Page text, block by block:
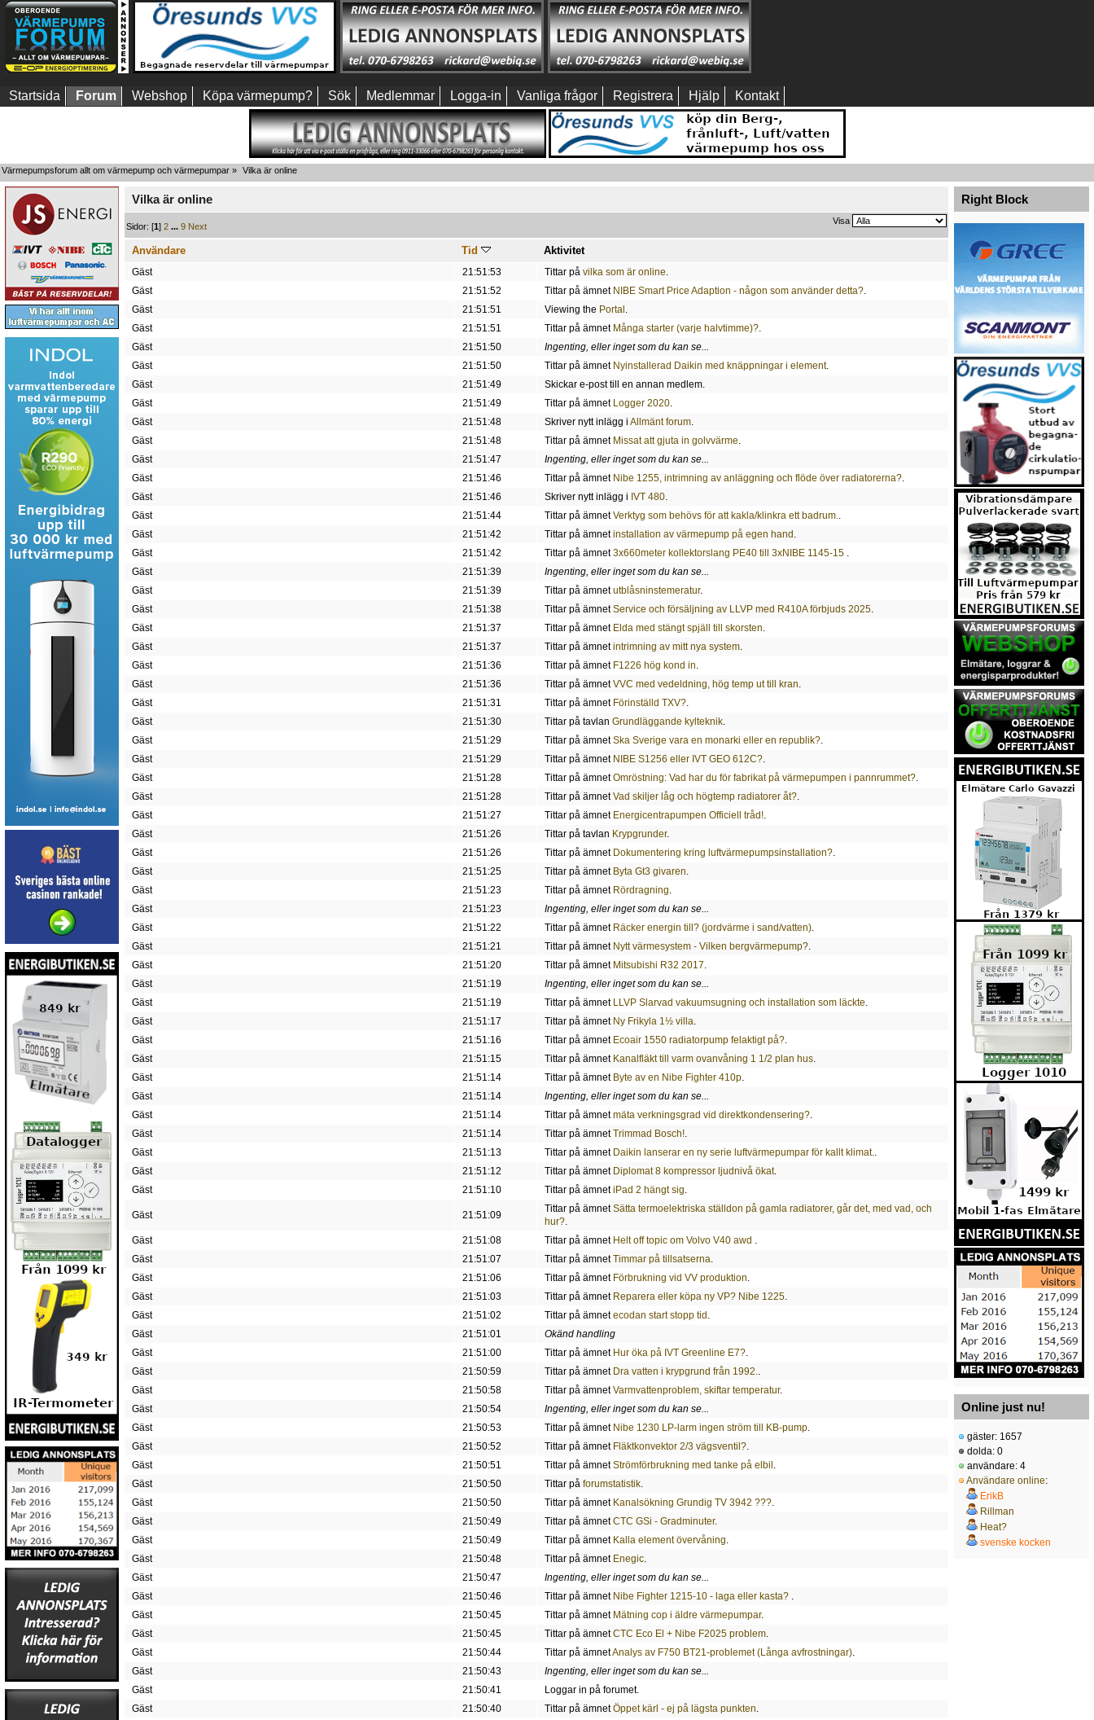
Startsida Forum Webshop Köpa värmepump? Sök Medlemmar Logga-in Vanliga frågor Registrera Hjälp Kontakt
Värmepumpsforum allt om värmepump och värmepumpar » Vilka är online
Vilka är online
Sidor: [1]2 ...9 Next
Visa
Användare Tid Aktivitet
Gäst 21:51:53 Tittar på vilka som är online
Gäst
21:51:52 Tittar på ämnet NIBE Smart Price Adaption - någon som använder detta?.
Gäst
21:51:51 Viewing the Portal
Gäst
21:51:51 Tittar på ämnet Många starter (varje halvtimme)?.
Gäst
21:51:50
Ingenting, eller inget som du kan se...
Gäst
21:51:50 Tittar på ämnet Nyinstallerad Daikin med knäppningar i element.
Gäst
21:51:49
Skickar e-post till en annan medlem.
Gäst
21:51:49 Tittar på ämnet Logger 2020.
Gäst
21:51:48 Skriver nytt inlägg i Allmänt forum.
Gäst
21:51:48 Tittar på ämnet Missat att gjuta in golvvärme
Gäst
21:51:47
Ingenting, eller inget som du kan se...
Gäst
21:51:46 Tittar på ämnet Nibe 1255, intrimning av anläggning och flöde över radiatorerna?.
Gäst
21:51:46 Skriver nytt inlägg i IVT 480.
Gäst
21:51:44 Tittar på ämnetVerktyg som behövs för att kakla/klinkra ett badrum.
Gäst
21:51:42 Tittar på ämnetinstallation av värmepump på egen hand
Gäst
21:51:42 Tittar på ämnet3x660meter kollektorslang PE40 till 3xNIBE 1145-15
Gäst
21:51:39
Ingenting, eller inget som du kan se...
Gäst
21:51:39 Tittar på ämnetutblåsninstemeratur.
Gäst
21:51:38 Tittar på ämnetService och försäljning av LLVP med R410A förbjuds 2025.
Gäst
21:51:37 Tittar på ämnet Elda med stängt spjäll till skorsten
Gäst
21:51:37 Tittar på ämnetintrimning av mitt nya system.
Gäst
21:51:36 Tittar på ämnet F1226 hög kond in
Gäst
21:51:36 Tittar på ämnetVVC med vedeldning, hög temp ut till kran
Gäst
21:51:31 Tittar på ämnet Förinställd TXV?.
Gäst
21:51:30 Tittar på tavlan Grundläggande kylteknik.
Gäst
21:51:29 Tittar på ämnetSka Sverige vara en monarki eller en republik?.
Gäst
21:51:29 Tittar på ämnet NIBE S1256 eller IVT GEO 612C?.
Gäst
21:51:28 Tittar på ämnetOmröstning: Vad har du för fabrikat på värmepumpen i pannrummet?.
Gäst
21:51:28 Tittar på ämnetVad skiljer låg och högtemp radiatorer åt?.
Gäst
21:51:27 Tittar på ämnet Energicentrapumpen Officiell tråd!.
Gäst
21:51:26 Tittar på tavlan Krypgrunder.
Gäst
21:51:26 Tittar på ämnet Dokumentering kring luftvärmepumpsinstallation?.
Gäst
21:51:25 Tittar på ämnet Byta Gt3 givaren
Gäst
21:51:23 Tittar på ämnet Rördragning
Gäst
21:51:23
Ingenting, eller inget som du kan se...
Gäst
21:51:22 Tittar på ämnet Räcker energin till? (jordvärme i sand/vatten).
Gäst
21:51:21 Tittar på ämnet Nytt värmesystem - Vilken bergvärmepump?.
Gäst
21:51:20 Tittar på ämnet Mitsubishi R32 2017
Gäst
21:51:19
Ingenting, eller inget som du kan se...
Gäst
21:51:19 Tittar på ämnet LLVP Slarvad vakuumsugning och installation som läckte
Gäst
21:51:17 Tittar på ämnet Ny Frikyla 1½ villa
Gäst
21:51:16 Tittar på ämnet Ecoair 1550 radiatorpump felaktigt på?.
Gäst
21:51:15 Tittar på ämnet Kanalfläkt till varm ovanvåning 1 1/2 plan hus.
Gäst
21:51:14 Tittar på ämnet Byte av en Nibe Fighter 410p.
Gäst
21:51:14
Ingenting, eller inget som du kan se...
Gäst
21:51:14 Tittar på ämnetmäta verkningsgrad vid direktkondensering?.
Gäst
21:51:14 Tittar på ämnetTrimmad Bosch!.
Gäst
21:51:13 Tittar på ämnet Daikin lanserar en ny serie luftvärmepumpar för kallt klimat.
Gäst
21:51:12 Tittar på ämnet Diplomat 8 kompressor ljudnivå ökat.
Gäst
21:51:10 Tittar på ämnetiPad 2 hängt sig
Gäst 21:51:09
Tittar på ämnetSätta termoelektriska ställdon på gamla radiatorer, går det, med vad, och
hur?.
Gäst
21:51:08 Tittar på ämnet Helt off topic om Volvo V40 awd
Gäst
21:51:07 Tittar på ämnetTimmar på tillsatserna
Gäst
21:51:06 Tittar på ämnet Förbrukning vid VV produktion
Gäst
21:51:03 Tittar på ämnet Reparera eller köpa ny VP? Nibe 1225.
Gäst
21:51:02 Tittar på ämnetecodan start stopp tid
Gäst
21:51:01
Okänd handling
Gäst
21:51:00 Tittar på ämnet Hur öka på IVT Greenline E7?.
Gäst
21:50:59 Tittar på ämnet Dra vatten i krypgrund från 1992.
Gäst
21:50:58 Tittar på ämnetVarmvattenproblem, skiftar temperatur.
Gäst
21:50:54
Ingenting, eller inget som du kan se...
Gäst
21:50:53 Tittar på ämnet Nibe 1230 LP-larm ingen ström till KB-pump.
Gäst
21:50:52 Tittar på ämnet Fläktkonvektor 2/3 vägsventil?.
Gäst
21:50:51 Tittar på ämnetStrömförbrukning med tanke på elbil
Gäst
21:50:50 Tittar på forumstatistik.
Gäst
21:50:50 Tittar på ämnet Kanalsökning Grundig TV 3942 ???.
Gäst
21:50:49 Tittar på ämnetCTC GSi - Gradminuter.
Gäst
21:50:49 Tittar på ämnet Kalla element övervåning
Gäst
21:50:48 Tittar på ämnet Enegic.
Gäst
21:50:47
Ingenting, eller inget som du kan se...
Gäst
21:50:46 Tittar på ämnet Nibe Fighter 1215-10 - laga eller kasta?
Gäst
21:50:45 Tittar på ämnet Mätning cop i äldre värmepumpar.
Gäst
21:50:45 Tittar på ämnetCTC Eco El + Nibe F2025 problem.
Gäst
21:50:44 Tittar på ämnetAnalys av F750 BT21-problemet (Långa avfrostningar).
Gäst
21:50:43
Ingenting, eller inget som du kan se...
Gäst
21:50:41
Loggar in på forumet.
Gäst
21:50:40 Tittar på ämnetÖppet kärl - ej på lägsta punkten
Right Block
Online just nu!
gäster: 1657
dolda: 0
användare: 4
Användare online:
ErikB
Rillman
Heat?
svenske kocken